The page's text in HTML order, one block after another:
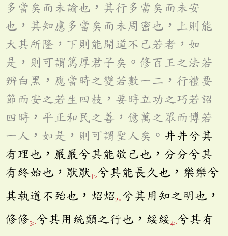
多當矣而未諭也，其行多當矣而未安
也，其知慮多當矣而未周密也，上則能
大其所隆，下則能開道不己若者，如
是，則可謂篤厚君子矣。修百王之法若
辨白黑，應當時之變若數一二，行禮要
節而安之若生四枝，要時立功之巧若詔
四時，平正和民之善，億萬之眾而博若
一人，如是，則可謂聖人矣。 井井兮其
有理也，嚴嚴兮其能敬己也，分分兮其
有終始也，猒猒 1> 兮其能長久也，樂樂兮
其執道不殆也，炤炤2> 兮其用知之明也，
修修3> 兮其用統類之行也，綏綏4> 兮其有